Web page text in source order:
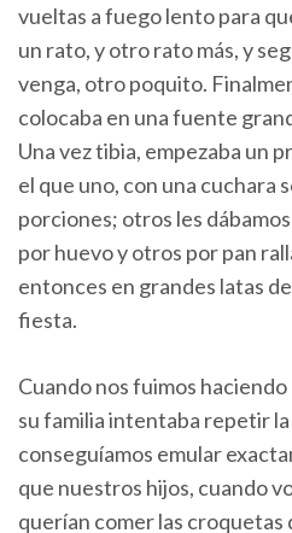
vueltas a fuego lento para
un rato, y otro rato más, y
venga, otro poquito.
colocaba en una fuente
Una vez tibia, empezaba un
el que uno, con una cuchara
porciones; otros les
por huevo y otros por pan
entonces en grandes latas
fiesta.
Cuando nos fuimos
su familia intentaba repetir la
conseguíamos emular
que nuestros hijos, cuando
querían comer las croquetas